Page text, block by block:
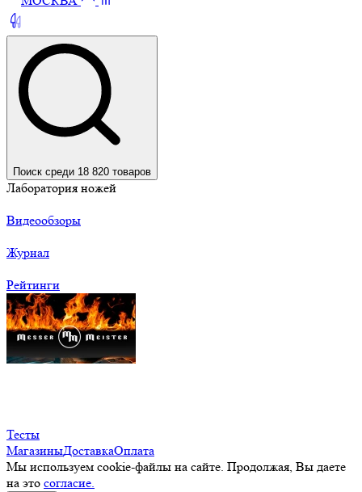
Поиск среди 18 820 товаров
Лаборатория ножей
Видеообзоры
Журнал
Рейтинги
Тесты
МагазиныДоставкаОплата
Мы используем cookie-файлы на сайте. Продолжая, Вы даете
на это согласие.